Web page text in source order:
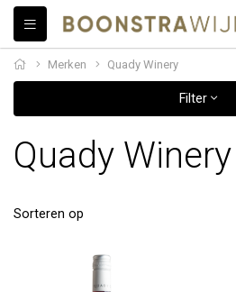
Merken Quady Winery
Filter
Quady Winery
Sorteren op